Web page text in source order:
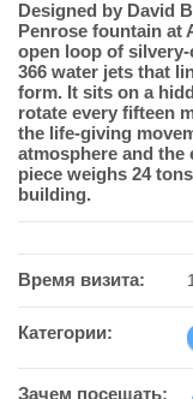
Designed by David
Penrose fountain at
open loop of
366 water jets that
form. It sits on a
rotate every fifteen
the life-giving
atmosphere and the
piece weighs 24
building.
Время визита:
Категории:
Зачем посещать: